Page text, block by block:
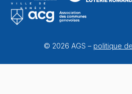
© 2026 AGS – politique